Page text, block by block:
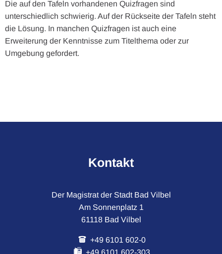
Die auf den Tafeln vorhandenen Quizfragen sind
unterschiedlich schwierig. Auf der Rückseite der Tafeln steht
die Lösung. In manchen Quizfragen ist auch eine
Erweiterung der Kenntnisse zum Titelthema oder zur
Umgebung gefordert.
Kontakt
Der Magistrat der Stadt Bad Vilbel
Am Sonnenplatz 1
61118 Bad Vilbel
+49 6101 602-0
+49 6101 602-303